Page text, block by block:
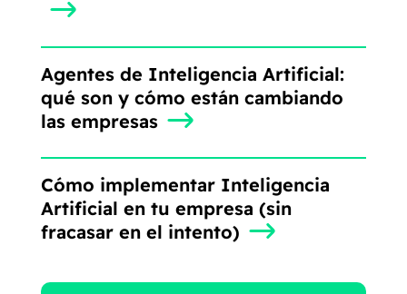
Agentes de Inteligencia Artificial:
qué son y cómo están cambiando
las empresas
Cómo implementar Inteligencia
Artificial en tu empresa (sin
fracasar en el intento)